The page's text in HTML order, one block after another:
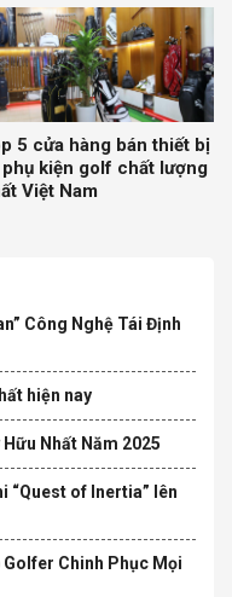
5 cửa hàng bán thiết bị
phụ kiện golf chất lượng
Việt Nam
Công Nghệ Tái Định
hiện nay
Nhất Năm 2025
“Quest of Inertia” lên
Chinh Phục Mọi